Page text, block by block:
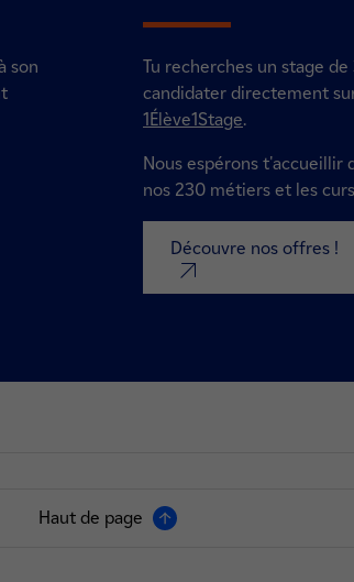
son
Tu recherches un stage
candidater directement
1Élève1Stage.
Nous espérons t'accueillir
nos 230 métiers et les
Découvre nos offres !
nouvel onglet
Haut de page